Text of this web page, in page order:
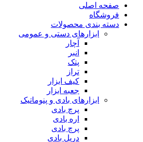
صفحه اصلی
فروشگاه
دسته بندی محصولات
ابزارهای دستی و عمومی
آچار
انبر
پتک
تراز
کیف ابزار
جعبه ابزار
ابزارهای بادی و پنوماتیک
پرچ بادی
اره بادی
پرچ بادی
دریل بادی